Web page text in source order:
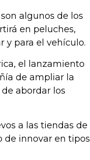
algunos de los
en peluches,
y para el vehículo.
el lanzamiento
de ampliar la
abordar los
a las tiendas de
de innovar en tipos